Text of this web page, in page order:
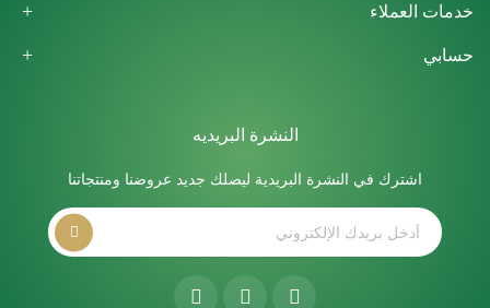
خدمات العملاء
حسابي
النشرة البريديه
اشترك في النشرة البريدية ليصلك جديد عروضنا ومنتجاتنا